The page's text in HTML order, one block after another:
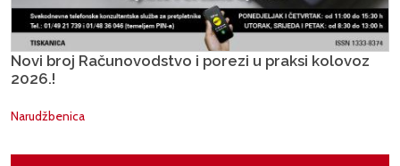
Novi broj Računovodstvo i porezi u praksi kolovoz
2026.!
Narudžbenica